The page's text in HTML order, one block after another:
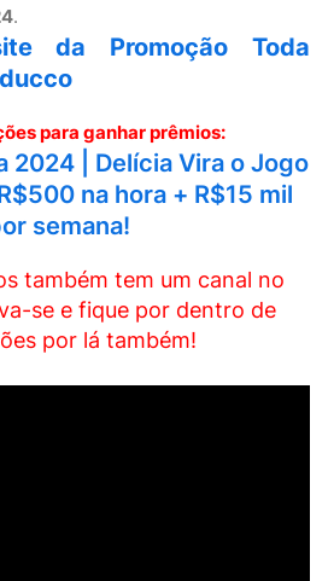
.
da Promoção Toda
para ganhar prêmios:
2024 | Delícia Vira o Jogo
na hora + R$15 mil
semana!
também tem um canal no
se e fique por dentro de
por lá também!